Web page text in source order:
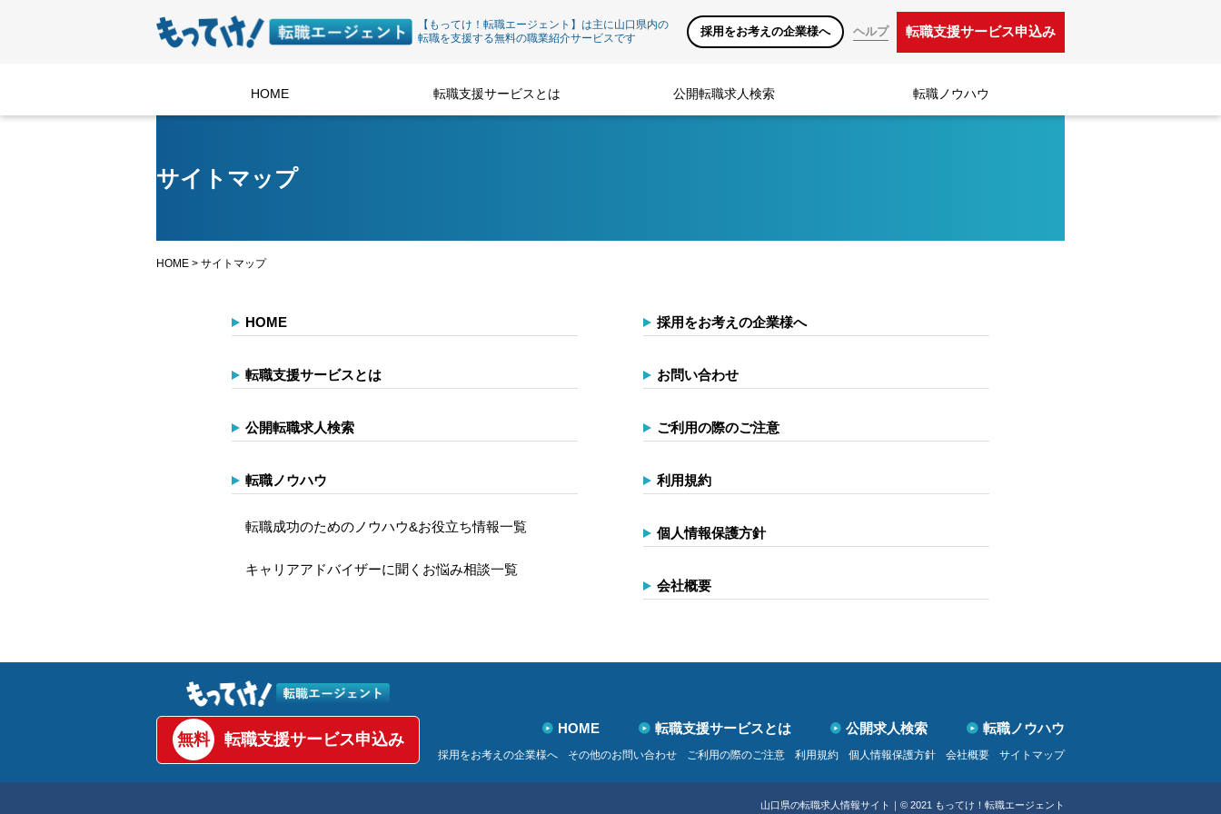
【もってけ！転職エージェント】は主に山口県内の
転職を支援する無料の職業紹介サービスです
採用をお考えの企業様へ ヘルプ 転職支援サービス申込み
HOME 転職支援サービスとは 公開転職求人検索 転職ノウハウ
サイトマップ
HOME > サイトマップ
HOME
転職支援サービスとは
公開転職求人検索
転職ノウハウ
転職成功のためのノウハウ&お役立ち情報一覧
キャリアアドバイザーに聞くお悩み相談一覧
採用をお考えの企業様へ
お問い合わせ
ご利用の際のご注意
利用規約
個人情報保護方針
会社概要
無料 転職支援サービス申込み
HOME 転職支援サービスとは 公開求人検索 転職ノウハウ
採用をお考えの企業様へ その他のお問い合わせ ご利用の際のご注意 利用規約 個人情報保護方針 会社概要 サイトマップ
山口県の転職求人情報サイト ｜ © 2021 もってけ！転職エージェント